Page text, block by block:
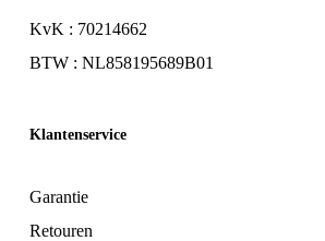
KvK : 70214662
BTW : NL858195689B01
Klantenservice
Garantie
Retouren